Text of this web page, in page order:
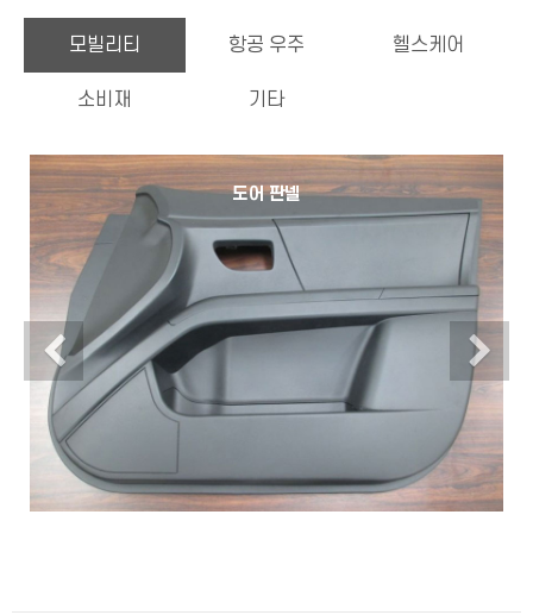
모빌리티 항공 우주 헬스케어
소비재 기타
도어 판넬
Previous